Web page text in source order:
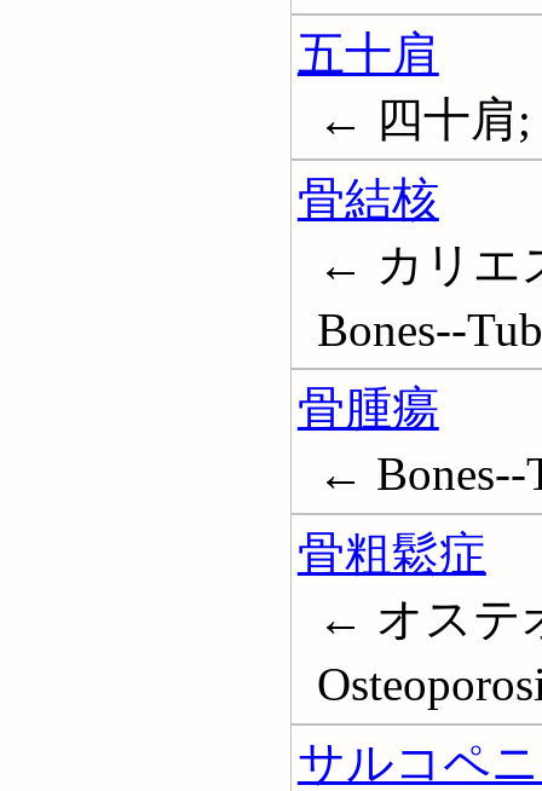
五十肩
← 四十肩;
骨結核
← カリエ
Bones--
骨腫瘍
← Bones--
骨粗鬆症
← オステ
サルコペ